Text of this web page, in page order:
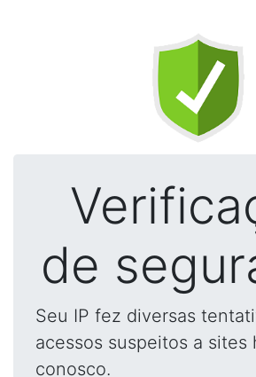
de
Seu IP fez diversas
acessos suspeitos a sites
conosco.